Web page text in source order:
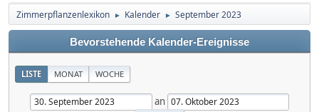
Zimmerpflanzenlexikon ► Kalender ► September 2023
Bevorstehende Kalender-Ereignisse
LISTE MONAT WOCHE
an